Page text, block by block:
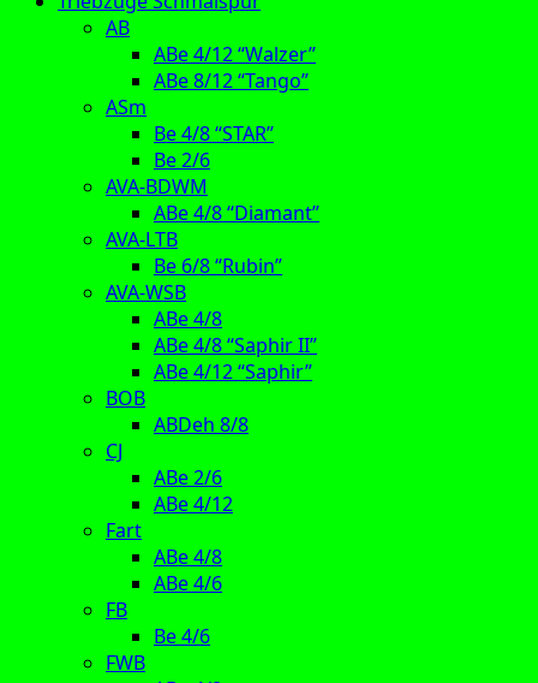
AB
ABe 4/12 “Walzer”
ABe 8/12 “Tango”
ASm
Be 4/8 “STAR”
Be 2/6
AVA-BDWM
ABe 4/8 “Diamant”
AVA-LTB
Be 6/8 “Rubin”
AVA-WSB
ABe 4/8
ABe 4/8 “Saphir II”
ABe 4/12 “Saphir”
BOB
ABDeh 8/8
CJ
ABe 2/6
ABe 4/12
Fart
ABe 4/8
ABe 4/6
FB
Be 4/6
FWB